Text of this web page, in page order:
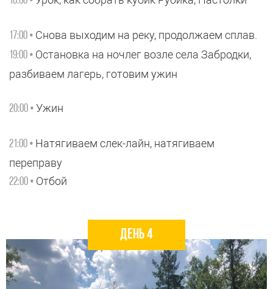
17:00 • Снова выходим на реку, продолжаем сплав.
19:00 • Остановка на ночлег возле села Забродки,
разбиваем лагерь, готовим ужин
20:00 • Ужин
21:00 • Натягиваем слек-лайн, натягиваем
переправу
22:00 • Отбой
день 4